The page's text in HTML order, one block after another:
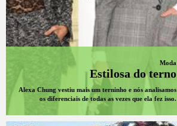
Moda
Estilosa do terno
Alexa Chung vestiu mais um terninho e nós analisamos
os diferenciais de todas as vezes que ela fez isso.